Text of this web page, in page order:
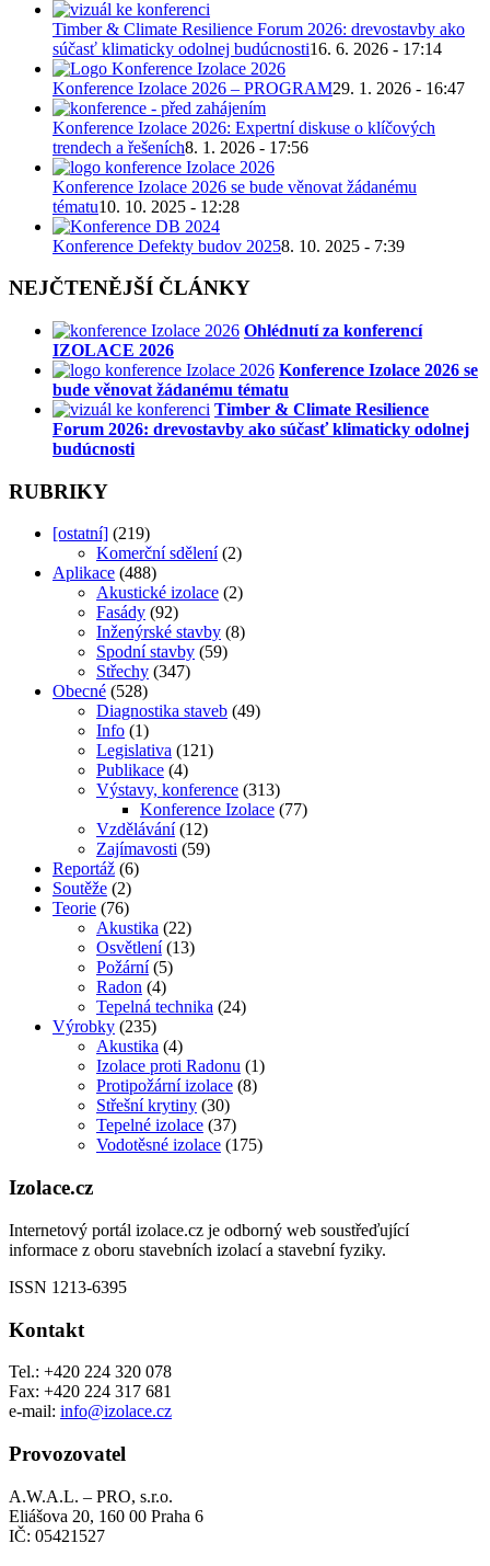
Timber & Climate Resilience Forum 2026: drevostavby ako
súčasť klimaticky odolnej budúcnosti16. 6. 2026 - 17:14
Konference Izolace 2026 – PROGRAM29. 1. 2026 - 16:47
Konference Izolace 2026: Expertní diskuse o klíčových
trendech a řešeních8. 1. 2026 - 17:56
Konference Izolace 2026 se bude věnovat žádanému
tématu10. 10. 2025 - 12:28
Konference Defekty budov 20258. 10. 2025 - 7:39
NEJČTENĚJŠÍ ČLÁNKY
Ohlédnutí za konferencí
IZOLACE 2026
Konference Izolace 2026 se
bude věnovat žádanému tématu
Timber & Climate Resilience
Forum 2026: drevostavby ako súčasť klimaticky odolnej
budúcnosti
RUBRIKY
[ostatní] (219)
Komerční sdělení (2)
Aplikace (488)
Akustické izolace (2)
Fasády (92)
Inženýrské stavby (8)
Spodní stavby (59)
Střechy (347)
Obecné (528)
Diagnostika staveb (49)
Info (1)
Legislativa (121)
Publikace (4)
Výstavy, konference (313)
Konference Izolace (77)
Vzdělávání (12)
Zajímavosti (59)
Reportáž (6)
Soutěže (2)
Teorie (76)
Akustika (22)
Osvětlení (13)
Požární (5)
Radon (4)
Tepelná technika (24)
Výrobky (235)
Akustika (4)
Izolace proti Radonu (1)
Protipožární izolace (8)
Střešní krytiny (30)
Tepelné izolace (37)
Vodotěsné izolace (175)
Izolace.cz
Internetový portál izolace.cz je odborný web soustřeďující
informace z oboru stavebních izolací a stavební fyziky.
ISSN 1213-6395
Kontakt
Tel.: +420 224 320 078
Fax: +420 224 317 681
e-mail: info@izolace.cz
Provozovatel
A.W.A.L. – PRO, s.r.o.
Eliášova 20, 160 00 Praha 6
IČ: 05421527